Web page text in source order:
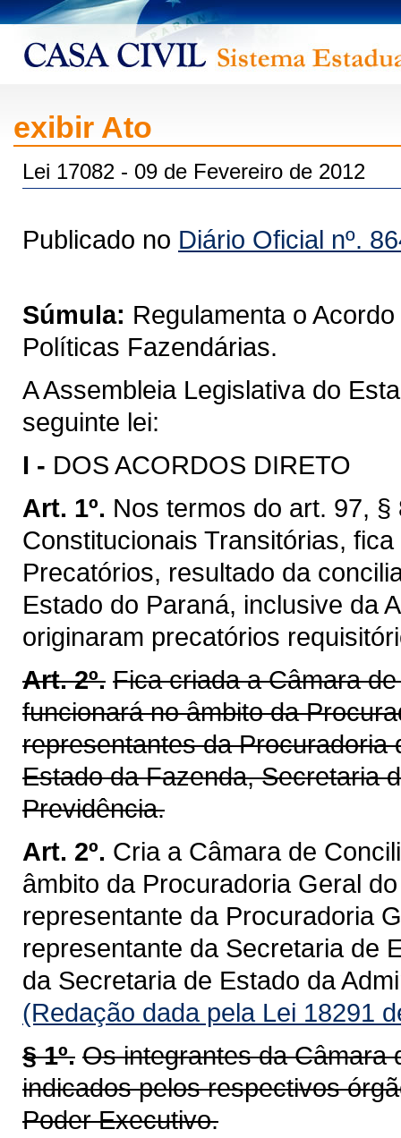
exibir Ato
Lei 17082 - 09 de Fevereiro de 2012
Publicado no Diário Oficial nº.
Súmula: Regulamenta o
Políticas Fazendárias.
A Assembleia Legislativa do
seguinte lei:
I - DOS ACORDOS DIRETO
Art. 1º. Nos termos do art. 97,
Constitucionais Transitórias,
Precatórios, resultado da
Estado do Paraná, inclusive da
originaram precatórios
Art. 2º. Fica criada a Câmara
funcionará no âmbito da
representantes da Procuradoria
Estado da Fazenda, Secretaria
Previdência.
Art. 2º. Cria a Câmara de
âmbito da Procuradoria Geral
representante da Procuradoria
representante da Secretaria de
da Secretaria de Estado da
(Redação dada pela Lei 18291
§ 1º. Os integrantes da Câmara
indicados pelos respectivos
Poder Executivo.